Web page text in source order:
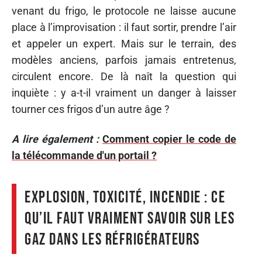
venant du frigo, le protocole ne laisse aucune
place à l’improvisation : il faut sortir, prendre l’air
et appeler un expert. Mais sur le terrain, des
modèles anciens, parfois jamais entretenus,
circulent encore. De là naît la question qui
inquiète : y a-t-il vraiment un danger à laisser
tourner ces frigos d’un autre âge ?
A lire également : Comment copier le code de
la télécommande d'un portail ?
Explosion, toxicité, incendie : ce
qu’il faut vraiment savoir sur les
gaz dans les réfrigérateurs